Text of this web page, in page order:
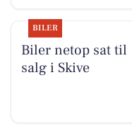
BILER
Biler netop sat til
salg i Skive